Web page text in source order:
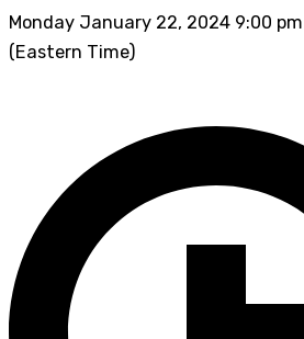
Monday January 22, 2024 9:00 pm
(Eastern Time)